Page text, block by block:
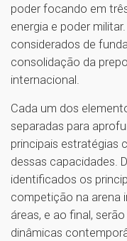
poder focando em
energia e poder
considerados de
consolidação da
internacional.
Cada um dos
separadas para
principais estratégias
dessas capacidades.
identificados os
competição na arena
áreas, e ao final,
dinâmicas